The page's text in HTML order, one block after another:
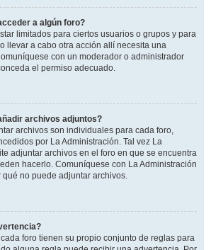
a algún foro?
limitados para ciertos usuarios o grupos y para
llevar a cabo otra acción allí necesita una
con un moderador o administrador
el permiso adecuado.
archivos adjuntos?
archivos son individuales para cada foro,
por La Administración. Tal vez La
adjuntar archivos en el foro en que se encuentra
hacerlo. Comuníquese con La Administración
no puede adjuntar archivos.
foro tienen su propio conjunto de reglas para